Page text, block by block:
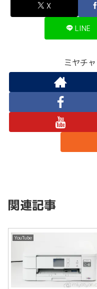
X
LINE
ミヤチ
関連記事
YouTube